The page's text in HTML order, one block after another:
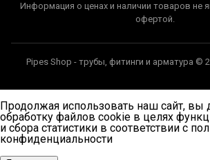
Информация о ценах и наличии товаров не
офертой.
Pipes Shop - трубы, фитинги и арматура ©
Продолжая использовать наш сайт, вы
обработку файлов cookie в целях
и сбора статистики в соответствии с
конфиденциальности